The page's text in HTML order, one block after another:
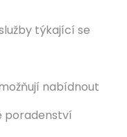
týkající se
nabídnout
poradenství